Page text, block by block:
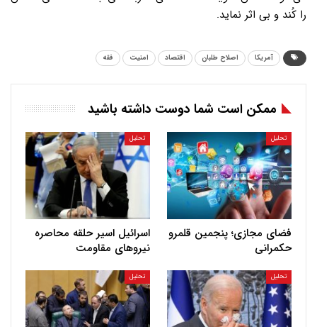
را کُند و بی اثر نماید.
آمریکا اصلاح طلبان اقتصاد امنیت فقه
ممکن است شما دوست داشته باشید
تحلیل
فضای مجازی؛ پنجمین قلمرو
حکمرانی
تحلیل
اسرائیل اسیر حلقه محاصره
نیروهای مقاومت
تحلیل تحلیل